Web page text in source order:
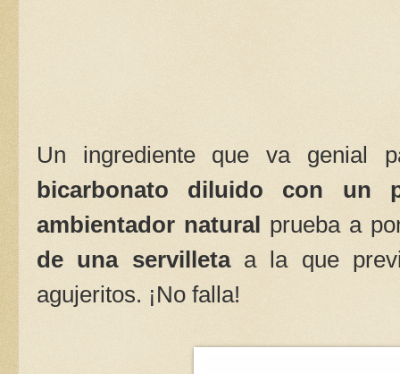
Un ingrediente que va genial
bicarbonato diluido con un
ambientador natural prueba a
de una servilletaa la que
agujeritos. ¡No falla!